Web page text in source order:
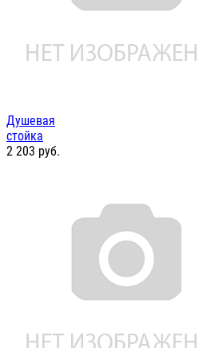
Душевая
стойка
2 203 руб.